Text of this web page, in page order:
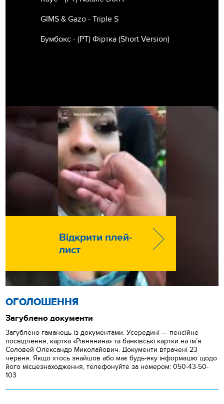
GIMS & Gazo - Triple S
Бумбокс - (РТ) Фіртка (Short Version)
Відкрити плей-
лист
ОГОЛОШЕННЯ
Загублено документи
Загублено гаманець із документами. Усередині — пенсійне
посвідчення, картка «Рівнянина» та банківські картки на ім’я
Соловей Олександр Миколайович. Документи втрачені 23
червня. Якщо хтось знайшов або має будь-яку інформацію щодо
його місцезнаходження, телефонуйте за номером: 050-43-50-
103